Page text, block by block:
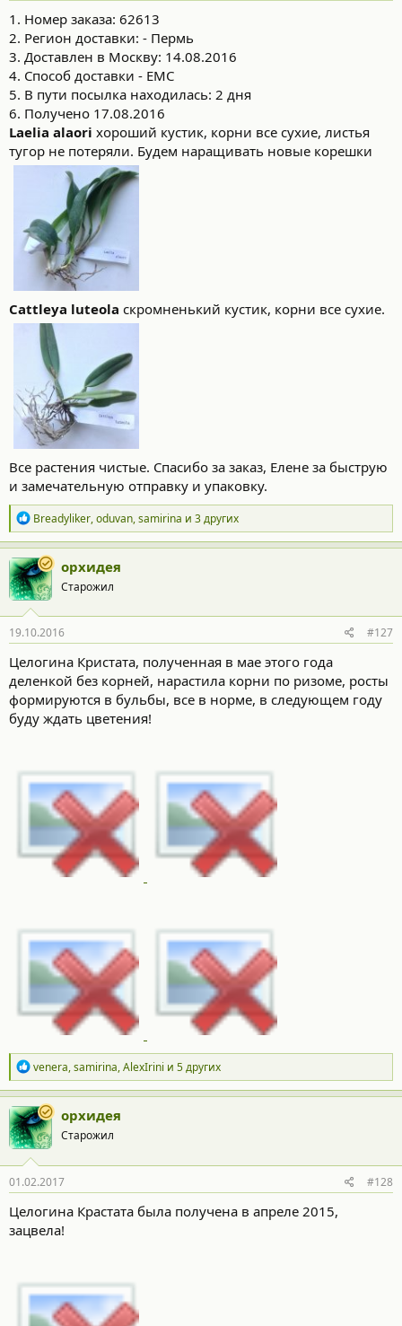
1. Номер заказа: 62613
2. Регион доставки: - Пермь
3. Доставлен в Москву: 14.08.2016
4. Способ доставки - ЕМС
5. В пути посылка находилась: 2 дня
6. Получено 17.08.2016
Laelia alaori хороший кустик, корни все сухие, листья
тугор не потеряли. Будем наращивать новые корешки
Cattleya luteola скромненький кустик, корни все сухие.
Все растения чистые. Спасибо за заказ, Елене за быструю
и замечательную отправку и упаковку.
Р
е
а
к
ц
и
и
:
Breadyliker,oduvan,samirina и 3 других
орхидея
Старожил
19.10.2016 #127
Целогина Кристата, полученная в мае этого года
деленкой без корней, нарастила корни по ризоме, росты
формируются в бульбы, все в норме, в следующем году
буду ждать цветения!
Р
е
а
к
ц
и
и
:
venera,samirina,AlexIrini и 5 других
орхидея
Старожил
01.02.2017 #128
Целогина Крастата была получена в апреле 2015,
зацвела!